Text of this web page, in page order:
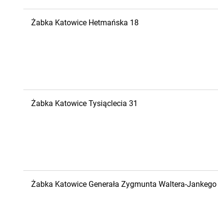
Żabka Katowice Hetmańska 18
Żabka Katowice Tysiąclecia 31
Żabka Katowice Generała Zygmunta Waltera-